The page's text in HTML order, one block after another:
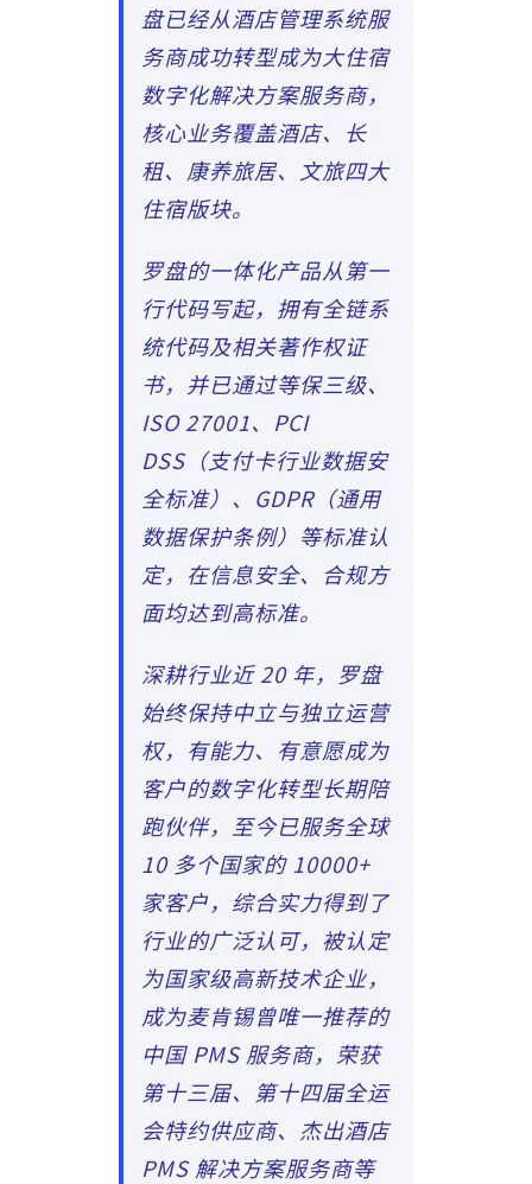
盘已经从酒店管理系统服
务商成功转型成为大住宿
数字化解决方案服务商，
核心业务覆盖酒店、长
租、康养旅居、文旅四大
住宿版块。
罗盘的一体化产品从第一
行代码写起，拥有全链系
统代码及相关著作权证
书，并已通过等保三级、
ISO 27001、PCI
DSS（支付卡行业数据安
全标准）、GDPR（通用
数据保护条例）等标准认
定，在信息安全、合规方
面均达到高标准。
深耕行业近 20 年，罗盘
始终保持中立与独立运营
权，有能力、有意愿成为
客户的数字化转型长期陪
跑伙伴，至今已服务全球
10 多个国家的 10000+
家客户，综合实力得到了
行业的广泛认可，被认定
为国家级高新技术企业，
成为麦肯锡曾唯一推荐的
中国 PMS 服务商，荣获
第十三届、第十四届全运
会特约供应商、杰出酒店
PMS 解决方案服务商等